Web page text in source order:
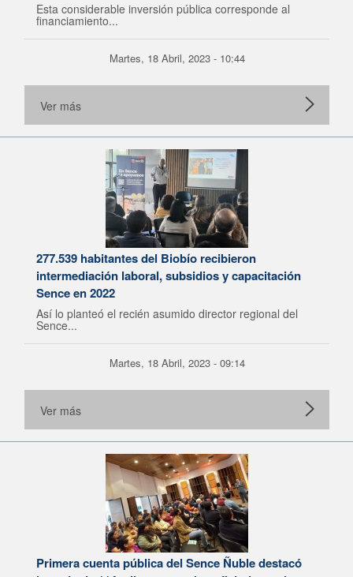
Esta considerable inversión pública corresponde al
financiamiento...
Martes, 18 Abril, 2023 - 10:44
Ver más
277.539 habitantes del Biobío recibieron
intermediación laboral, subsidios y capacitación
Sence en 2022
Así lo planteó el recién asumido director regional del
Sence...
Martes, 18 Abril, 2023 - 09:14
Ver más
Primera cuenta pública del Sence Ñuble destacó